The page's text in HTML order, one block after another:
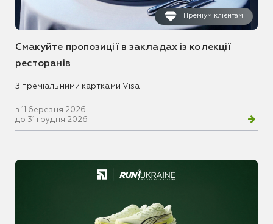
Преміум клієнтам
Смакуйте пропозиції в закладах із колекції
ресторанів
З преміальними картками Visa
з 11 березня 2026
до 31 грудня 2026